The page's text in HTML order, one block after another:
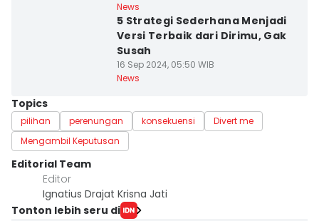
News
5 Strategi Sederhana Menjadi
Versi Terbaik dari Dirimu, Gak
Susah
16 Sep 2024, 05:50 WIB
News
Topics
pilihan perenungan konsekuensi
Divert me
Mengambil Keputusan
Editorial Team
Editor
Ignatius Drajat Krisna Jati
Tonton lebih seru di